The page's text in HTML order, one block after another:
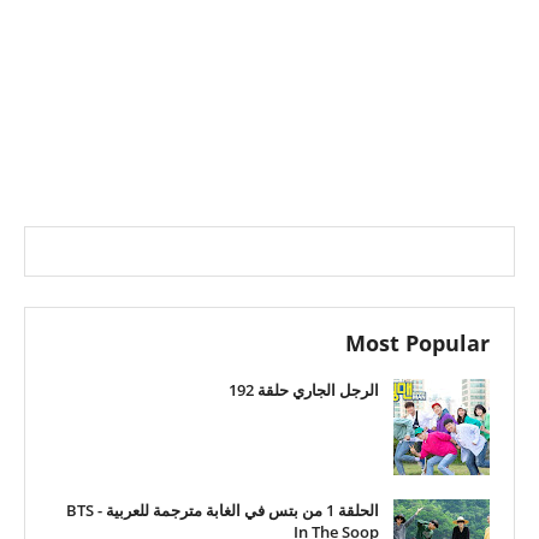
Most Popular
الرجل الجاري حلقة 192
الحلقة 1 من بتس في الغابة مترجمة للعربية - BTS
In The Soop